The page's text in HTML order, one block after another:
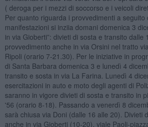
( deroga per i mezzi di soccorso e i veicoli
Per quanto riguarda i provvedimenti a seguito
manifestazioni si inziia domani domenica 3
in via Gioberti”: divieti di sosta e transito dalle
provvedimento anche in via Orsini nel tratto
Ripoli (orario 7-21.30). Per le iniziative in
di Santa Barbara domenica 3 e lunedì 4
transito e sosta in via La Farina. Lunedì 4
esercitazioni in auto e moto degli agenti di
saranno in vigore divieti di sosta e transito in
'56 (orario 8-18). Passando a venerdì 8
sarà chiusa via Doni (dalle 16 alle 20). Divieti
anche in via Gioberti (10-20), viale Paoli-